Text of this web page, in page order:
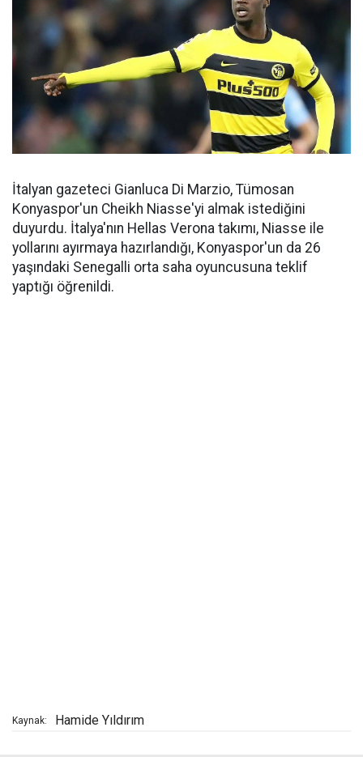
İtalyan gazeteci Gianluca Di Marzio, Tümosan
Konyaspor'un Cheikh Niasse'yi almak istediğini
duyurdu. İtalya'nın Hellas Verona takımı, Niasse ile
yollarını ayırmaya hazırlandığı, Konyaspor'un da 26
yaşındaki Senegalli orta saha oyuncusuna teklif
yaptığı öğrenildi.
Kaynak: Hamide Yıldırım